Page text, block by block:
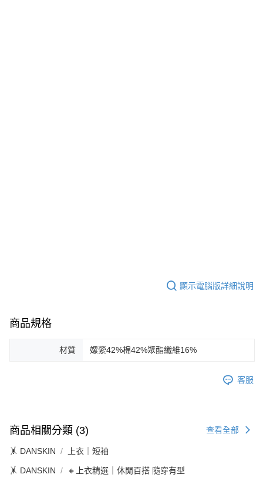
顯示電腦版詳細說明
商品規格
材質 嫘縈42%棉42%聚酯纖維16%
客服
商品相關分類 (3) 查看全部
🤸 DANSKIN 上衣｜短袖
🤸 DANSKIN 🔸上衣精選｜休閒百搭 隨穿有型